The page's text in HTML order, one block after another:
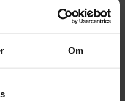
Om
og Kunstbøker